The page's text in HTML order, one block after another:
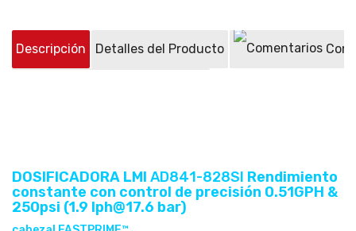
Descripción Detalles del Producto
DOSIFICADORA LMI AD841-828SI Rendimiento
constante con control de precisión 0.51GPH &
250psi (1.9 lph@17.6 bar)